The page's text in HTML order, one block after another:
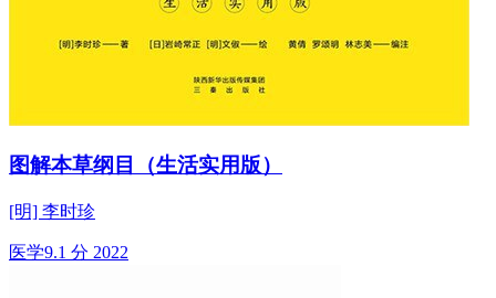
图解本草纲目（生活实用版）
[明] 李时珍
医学9.1 分 2022